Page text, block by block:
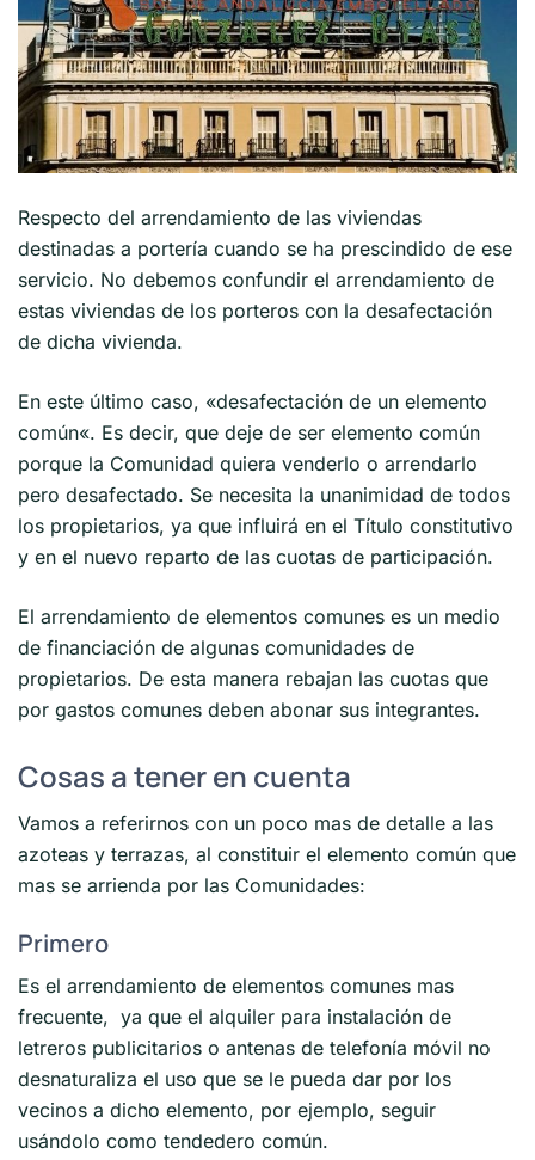
Respecto del arrendamiento de las viviendas
destinadas a portería cuando se ha prescindido de ese
servicio. No debemos confundir el arrendamiento de
estas viviendas de los porteros con la desafectación
de dicha vivienda.
En este último caso, «desafectación de un elemento
común«. Es decir, que deje de ser elemento común
porque la Comunidad quiera venderlo o arrendarlo
pero desafectado. Se necesita la unanimidad de todos
los propietarios, ya que influirá en el Título constitutivo
y en el nuevo reparto de las cuotas de participación.
El arrendamiento de elementos comunes es un medio
de financiación de algunas comunidades de
propietarios. De esta manera rebajan las cuotas que
por gastos comunes deben abonar sus integrantes.
Cosas a tener en cuenta
Vamos a referirnos con un poco mas de detalle a las
azoteas y terrazas, al constituir el elemento común que
mas se arrienda por las Comunidades:
Primero
Es el arrendamiento de elementos comunes mas
frecuente, ya que el alquiler para instalación de
letreros publicitarios o antenas de telefonía móvil no
desnaturaliza el uso que se le pueda dar por los
vecinos a dicho elemento, por ejemplo, seguir
usándolo como tendedero común.